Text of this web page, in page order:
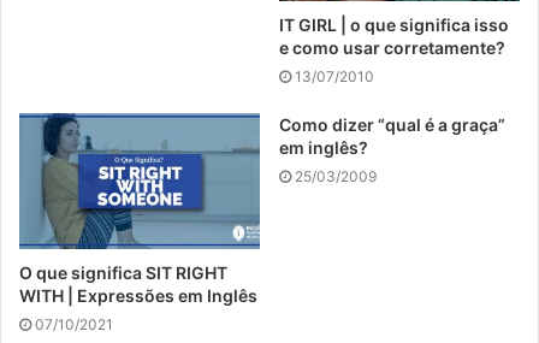
IT GIRL | o que significa isso
e como usar corretamente?
13/07/2010
O que significa SIT RIGHT
WITH | Expressões em Inglês
07/10/2021
Como dizer “qual é a graça”
em inglês?
25/03/2009